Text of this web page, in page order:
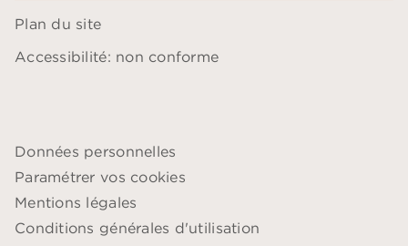
Plan du site
Accessibilité: non conforme
Données personnelles
Paramétrer vos cookies
Mentions légales
Conditions générales d'utilisation